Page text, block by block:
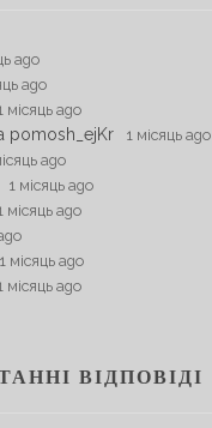
ago
ago
місяць ago
pomosh_ejKr 1 місяць ago
ago
1 місяць ago
місяць ago
1 місяць ago
місяць ago
ВІДПОВІДІ